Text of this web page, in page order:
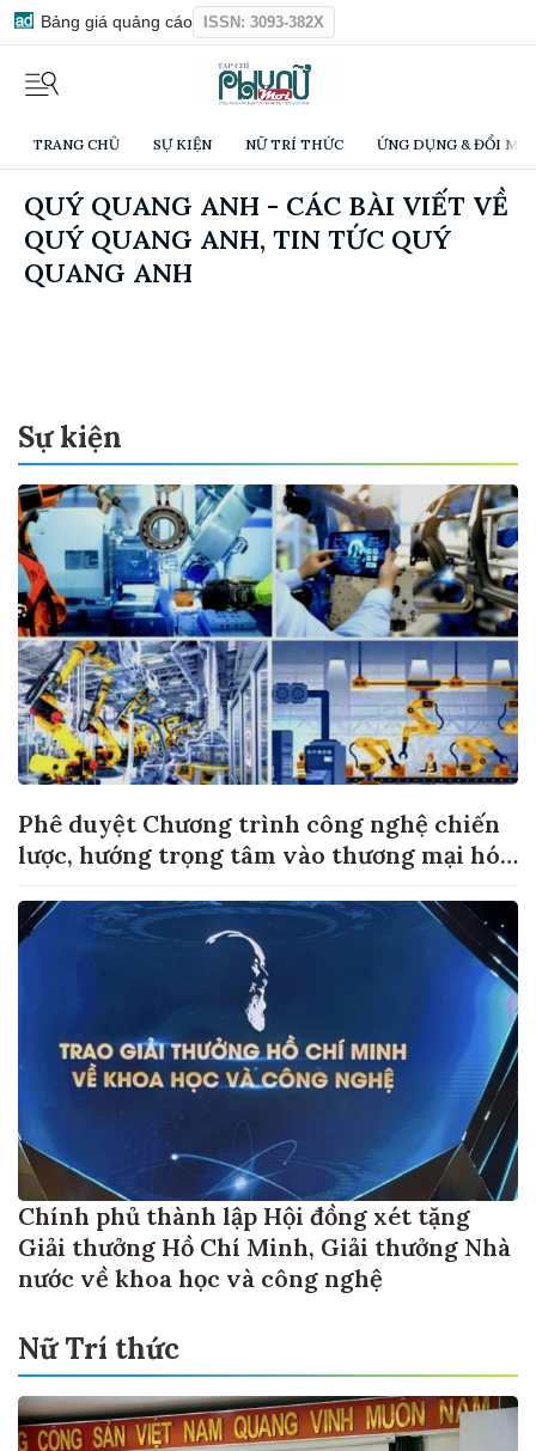
Bảng giá quảng cáo ISSN: 3093-382X
TRANG CHỦ SỰ KIỆN NỮ TRÍ THỨC ỨNG DỤNG & ĐỔI
QUÝ QUANG ANH - CÁC BÀI VIẾT VỀ
QUÝ QUANG ANH, TIN TỨC QUÝ
QUANG ANH
Sự kiện
Phê duyệt Chương trình công nghệ chiến
lược, hướng trọng tâm vào thương mại hóa
Chính phủ thành lập Hội đồng xét tặng
Giải thưởng Hồ Chí Minh, Giải thưởng Nhà
nước về khoa học và công nghệ
Nữ Trí thức